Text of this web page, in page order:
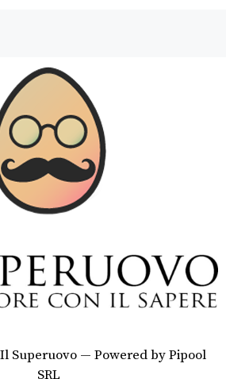
Superuovo — Powered by Pipool
SRL